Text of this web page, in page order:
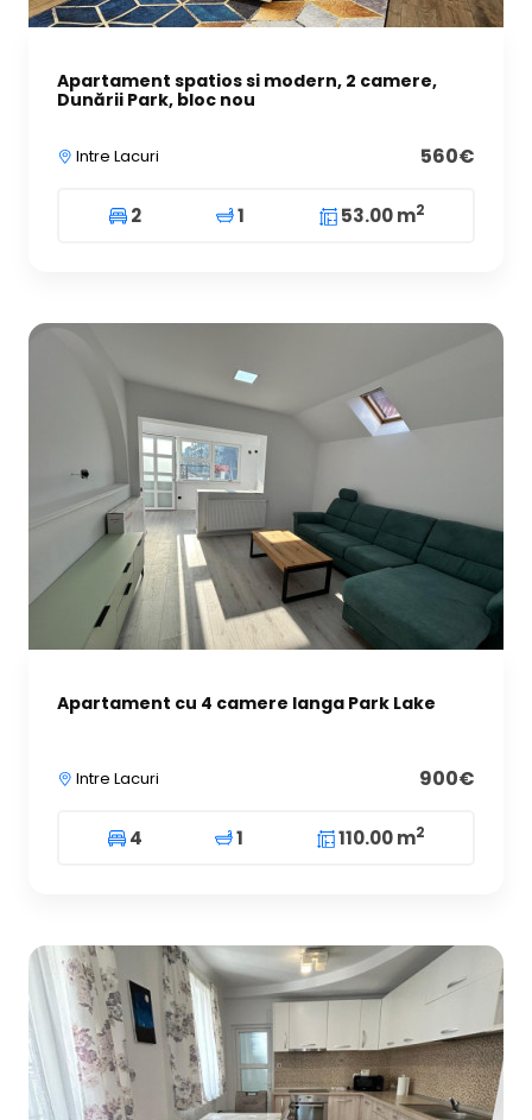
Apartament spatios si modern, 2 camere,
Dunării Park, bloc nou
Intre Lacuri 560€
2 1 53.00 m2
Apartament cu 4 camere langa Park Lake
Intre Lacuri 900€
4 1 110.00 m2